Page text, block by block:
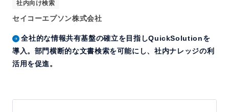
社内向け検索
セイコーエプソン株式会社
全社的な情報共有基盤の確立を目指しQuickSolutionを
導入。部門横断的な文書検索を可能にし、社内ナレッジの利
活用を促進。